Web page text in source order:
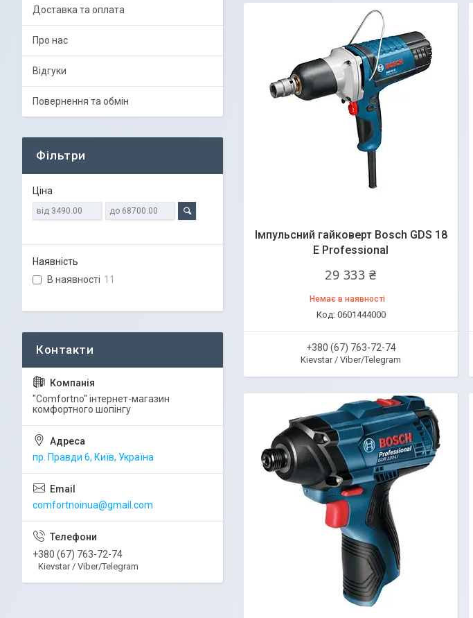
Імпульсний гайковерт Bosch GDS 18
E Professional
29 333 ₴
Немає в наявності
0601444000
+380 (67) 763-72-74
Kievstar / Viber/Telegram
Доставка та оплата
Про нас
Відгуки
Повернення та обмін
Фільтри
Ціна
Наявність
В наявності 11
"Comfortno" інтернет-магазин
комфортного шопінгу
пр. Правди 6, Київ, Україна
comfortnoinua@gmail.com
+380 (67) 763-72-74
Kievstar / Viber/Telegram